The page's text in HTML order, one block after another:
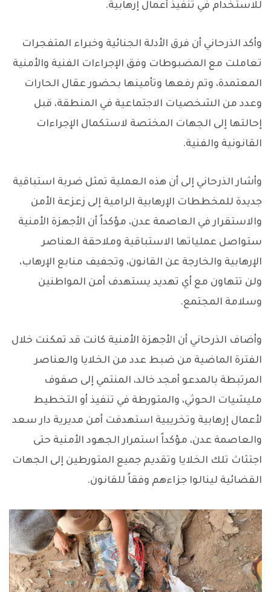
للاستخدام في تنفيذ أعمال إرهابية.
وأكد الذرحاني أن فرق الأدلة الجنائية وخبراء المتفجرات
تعاملت مع المضبوطات وفق الإجراءات الفنية والأمنية
المعتمدة، وتم رفعها وتأمينها بحضور عقال الحارات
وعدد من الشخصيات الاجتماعية في المنطقة، قبل
إحالتها إلى الجهات المختصة لاستكمال الإجراءات
القانونية والفنية.
وأشار الذرحاني إلى أن هذه العملية تمثل ضربة استباقية
جديدة للمخططات الإرهابية الرامية إلى زعزعة الأمن
والاستقرار في العاصمة عدن، مؤكداً أن الأجهزة الأمنية
ستواصل عملياتها الاستباقية وملاحقة العناصر
الإرهابية والخارجة عن القانون، وتجفيف منابع الإرهاب،
ولن تتهاون مع أي تهديد يستهدف أمن المواطنين
وسلامة المجتمع.
وأضاف الذرحاني أن الأجهزة الأمنية كانت قد تمكنت خلال
الفترة الماضية من ضبط عدد من الخلايا والعناصر
المرتبطة بالمدعو أمجد خالد، المنتمي إلى صفوف
مليشيات الحوثي، والمتورطة في تنفيذ أو التخطيط
لأعمال إرهابية وتخريبية استهدفت أمن مديرية دار سعد
والعاصمة عدن، مؤكداً استمرار الجهود الأمنية حتى
اجتثاث تلك الخلايا وتقديم جميع المتورطين إلى الجهات
القضائية لينالوا جزاءهم وفقاً للقانون.